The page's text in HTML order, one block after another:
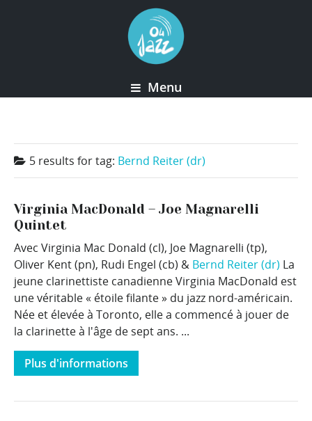
Menu
5 results fortag: Bernd Reiter (dr)
Virginia MacDonald – Joe Magnarelli
Quintet
Avec Virginia Mac Donald (cl), Joe Magnarelli (tp),
Oliver Kent (pn), Rudi Engel (cb) & Bernd Reiter (dr) La
jeune clarinettiste canadienne Virginia MacDonald est
une véritable « étoile filante » du jazz nord-américain.
Née et élevée à Toronto, elle a commencé à jouer de
la clarinette à l'âge de sept ans. ...
Plus d'informations